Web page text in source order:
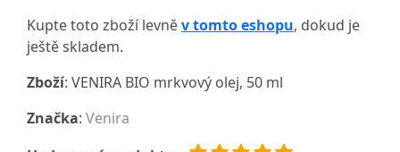
Kupte toto zboží levněv tomto eshopu, dokud je
ještě skladem.
Zboží: VENIRA BIO mrkvový olej, 50 ml
Značka: Venira